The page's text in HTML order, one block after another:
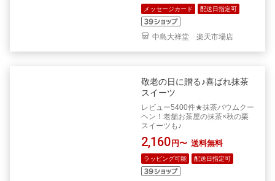
メッセージカード 配送日指定可
中島大祥堂 楽天市場店
敬老の日に贈る♪喜ばれ抹茶
スイーツ
レビュー5400件★抹茶バウムクー
ヘン！老舗お茶屋の抹茶×秋の栗
スイーツも♪
2,160 円〜 送料無料
ラッピング可能 配送日指定可